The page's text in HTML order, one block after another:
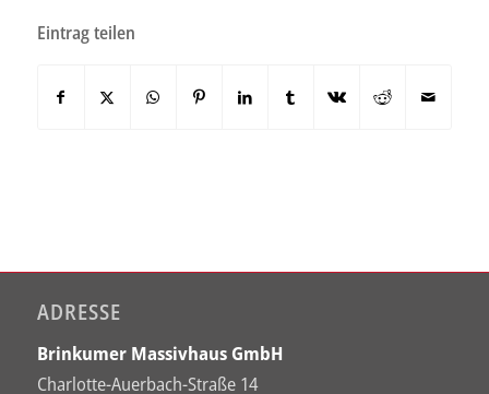
Eintrag teilen
ADRESSE
Brinkumer Massivhaus GmbH
Charlotte-Auerbach-Straße 14